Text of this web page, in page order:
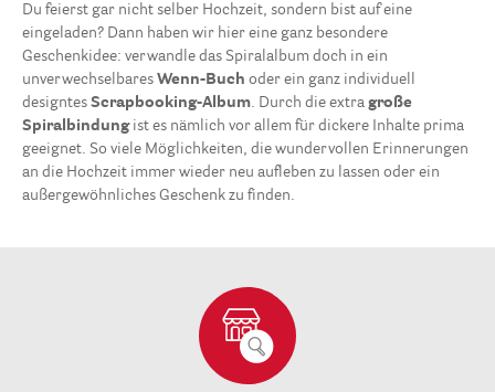
Du feierst gar nicht selber Hochzeit, sondern bist auf eine
eingeladen? Dann haben wir hier eine ganz besondere
Geschenkidee: verwandle das Spiralalbum doch in ein
unverwechselbares Wenn-Buch oder ein ganz individuell
designtes Scrapbooking-Album . Durch die extra große
Spiralbindung ist es nämlich vor allem für dickere Inhalte prima
geeignet. So viele Möglichkeiten, die wundervollen Erinnerungen
an die Hochzeit immer wieder neu aufleben zu lassen oder ein
außergewöhnliches Geschenk zu finden.